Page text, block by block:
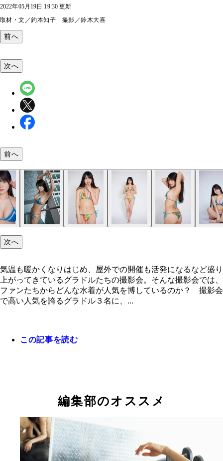
2022年05月19日 19:30 更新
取材・文／釣本知子 撮影／鈴木大喜
前へ
次へ
前へ
次へ
気温も暖かくなりはじめ、屋外での開催も活発になるなど盛り
上がってきているグラドルたちの撮影会。そんな撮影会では、
ファンたちからどんな水着が人気を博しているのか？ 撮影会
で高い人気を誇るグラドル３名に、...
この記事を読む
編集部のオススメ